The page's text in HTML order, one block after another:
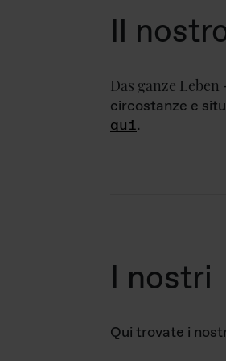
Il
Das ganze Leben
circostanze e
qui.
I nostri
Qui trovate i